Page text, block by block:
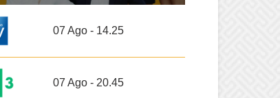
07 Ago - 14.25
07 Ago - 20.45